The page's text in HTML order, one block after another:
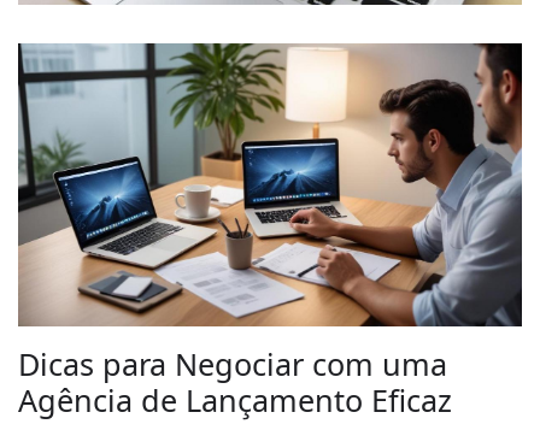
Dicas para Negociar com uma
Agência de Lançamento Eficaz